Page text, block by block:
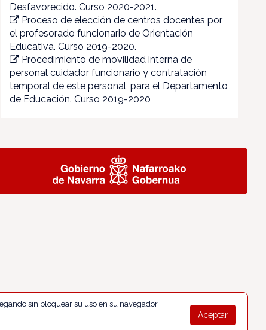
Desfavorecido. Curso 2020-2021.
Proceso de elección de centros docentes por
el profesorado funcionario de Orientación
Educativa. Curso 2019-2020.
Procedimiento de movilidad interna de
personal cuidador funcionario y contratación
temporal de este personal, para el Departamento
de Educación. Curso 2019-2020
Aceptar
sin bloquear su uso en su navegador